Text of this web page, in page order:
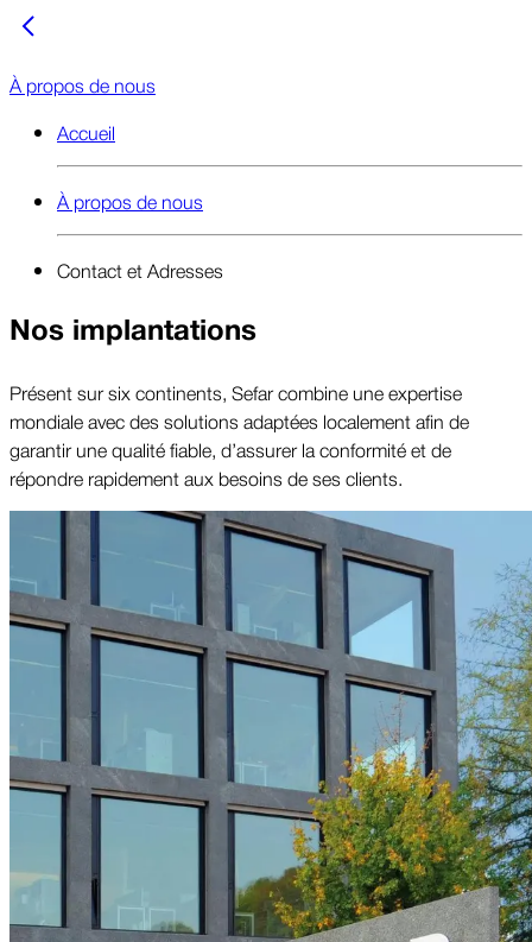
À propos de nous
Accueil
À propos de nous
Contact et Adresses
Nos implantations
Présent sur six continents, Sefar combine une expertise
mondiale avec des solutions adaptées localement afin de
garantir une qualité fiable, d’assurer la conformité et de
répondre rapidement aux besoins de ses clients.